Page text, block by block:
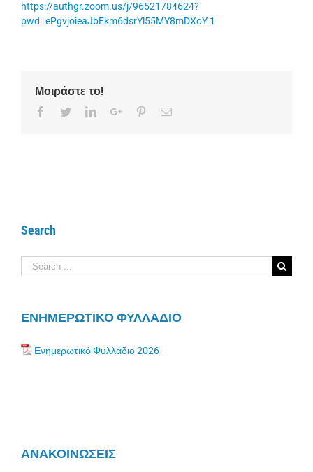
https://authgr.zoom.us/j/96521784624?
pwd=ePgvjoieaJbEkm6dsrYl55MY8mDXoY.1
Μοιράστε το!
Facebook
TwitterLinkedInGoogle+PinterestEmail
Search
Search
for:
ΕΝΗΜΕΡΩΤΙΚΟ ΦΥΛΛΑΔΙΟ
Ενημερωτικό Φυλλάδιο 2026
ΑΝΑΚΟΙΝΩΣΕΙΣ